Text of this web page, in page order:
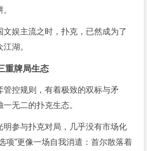
文娱主流之时，扑克，已然成为了
湖。
重牌局生态
管控规则，有着极致的双标与矛
无二的扑克生态。
明参与扑克对局，几乎没有市场化
项”更像一场自我消遣：首尔散落着